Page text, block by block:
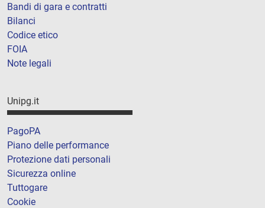
Bandi di gara e contratti
Bilanci
Codice etico
FOIA
Note legali
Unipg.it
PagoPA
Piano delle performance
Protezione dati personali
Sicurezza online
Tuttogare
Cookie